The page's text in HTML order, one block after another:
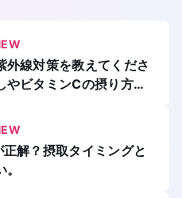
外線対策を教えてくださ
ビタミンCの摂り方も
解？摂取タイミングと